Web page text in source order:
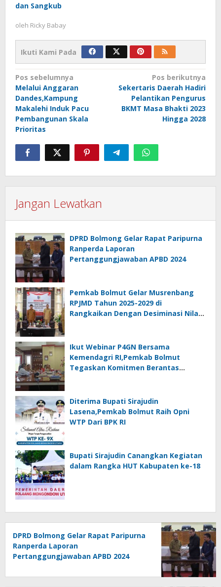
dan Sangkub
oleh Ricky Babay
Ikuti Kami Pada
Navigasi
pos
Pos sebelumnya
Melalui Anggaran
Dandes,Kampung
Makalehi Induk Pacu
Pembangunan Skala
Prioritas
Pos berikutnya
Sekertaris Daerah Hadiri
Pelantikan Pengurus
BKMT Masa Bhakti 2023
Hingga 2028
Jangan Lewatkan
DPRD Bolmong Gelar Rapat Paripurna
Ranperda Laporan
Pertanggungjawaban APBD 2024
Pemkab Bolmut Gelar Musrenbang
RPJMD Tahun 2025-2029 di
Rangkaikan Dengan Desiminasi Nilai
Ikut Webinar P4GN Bersama
Kemendagri RI,Pemkab Bolmut
Tegaskan Komitmen Berantas
Diterima Bupati Sirajudin
Lasena,Pemkab Bolmut Raih Opni
WTP Dari BPK RI
Bupati Sirajudin Canangkan Kegiatan
dalam Rangka HUT Kabupaten ke-18
DPRD Bolmong Gelar Rapat Paripurna
Ranperda Laporan
Pertanggungjawaban APBD 2024